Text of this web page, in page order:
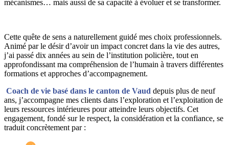
mécanismes… mais aussi de sa capacité à évoluer et se transformer.
Cette quête de sens a naturellement guidé mes choix professionnels.
Animé par le désir d’avoir un impact concret dans la vie des autres,
j’ai passé dix années au sein de l’institution policière, tout en
approfondissant ma compréhension de l’humain à travers différentes
formations et approches d’accompagnement.
Coach de vie basé dans le canton de Vaud depuis plus de neuf
ans, j’accompagne mes clients dans l’exploration et l’exploitation de
leurs ressources intérieures pour atteindre leurs objectifs. Cet
engagement, fondé sur le respect, la considération et la confiance, se
traduit concrètement par :